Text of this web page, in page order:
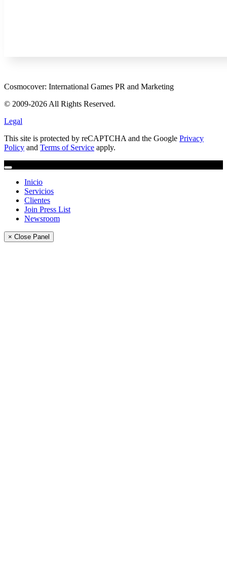
Cosmocover: International Games PR and Marketing
© 2009-2026 All Rights Reserved.
Legal
This site is protected by reCAPTCHA and the Google Privacy
Policy and Terms of Service apply.
Inicio
Servicios
Clientes
Join Press List
Newsroom
× Close Panel